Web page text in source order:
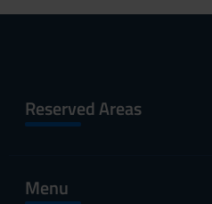
Reserved Areas
Menu